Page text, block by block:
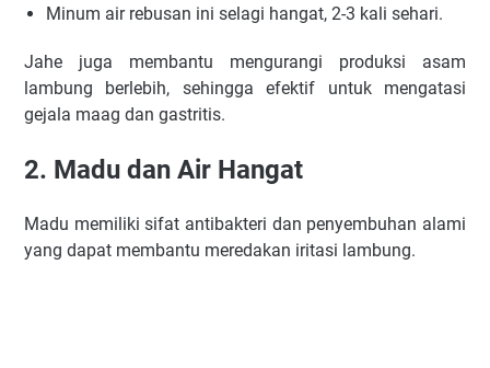
Minum air rebusan ini selagi hangat, 2-3 kali sehari.
Jahe juga membantu mengurangi produksi asam
lambung berlebih, sehingga efektif untuk mengatasi
gejala maag dan gastritis.
2. Madu dan Air Hangat
Madu memiliki sifat antibakteri dan penyembuhan alami
yang dapat membantu meredakan iritasi lambung.